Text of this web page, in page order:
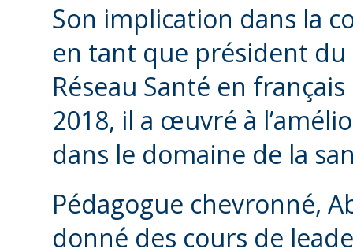
Son implication dans la
en tant que président
Réseau Santé en
2018, il a œuvré à
dans le domaine de la
Pédagogue chevronné,
donné des cours de